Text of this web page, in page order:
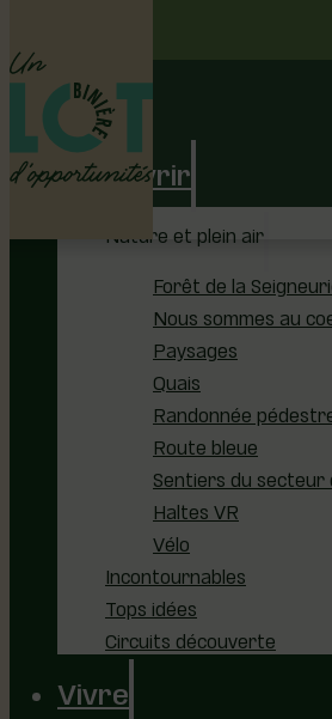
Découvrir
Nature et plein air
Forêt de la
Nous sommes au
Paysages
Quais
Randonnée
Route bleue
Sentiers du secteur
Haltes VR
Vélo
Incontournables
Tops idées
Circuits découverte
Vivre